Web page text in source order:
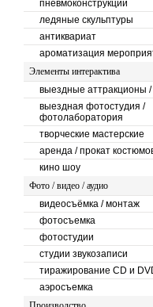
пневмоконструкции
ледяные скульптуры
антиквариат
ароматизация
Элементы интерактива
выездные аттракционы /
выездная фотостудия /
фотолаборатория
творческие мастерские
аренда / прокат
кино шоу
Фото / видео / аудио
видеосъёмка / монтаж
фотосъемка
фотостудии
студии звукозаписи
тиражирование CD и
аэросъемка